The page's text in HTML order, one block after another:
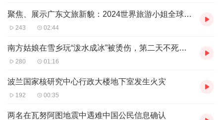
聚焦、展示广东文旅新貌：2024世界旅游小姐全球总决赛官宣
243 02:44
南方姑娘在雪乡玩“泼水成冰”被烫伤，第二天不死心又试了一次
280 01:16
波兰国家核研究中心行政大楼地下室发生火灾
192 00:35
两名在瓦努阿图地震中遇难中国公民信息确认